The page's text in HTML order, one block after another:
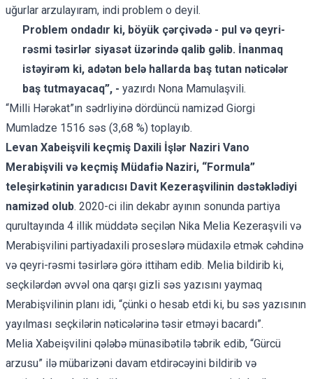
uğurlar arzulayıram, indi problem o deyil.
Problem ondadır ki, böyük çərçivədə - pul və qeyri-
rəsmi təsirlər siyasət üzərində qalib gəlib. İnanmaq
istəyirəm ki, adətən belə hallarda baş tutan nəticələr
baş tutmayacaq”, - yazırdı Nona Mamulaşvili.
“Milli Hərəkat”ın sədrliyinə dördüncü namizəd Giorgi
Mumladze 1516 səs (3,68 %) toplayıb.
Levan Xabeişvili keçmiş Daxili İşlər Naziri Vano
Merabişvili və keçmiş Müdafiə Naziri, “Formula”
teleşirkətinin yaradıcısı Davit Kezeraşvilinin dəstəklədiyi
namizəd olub. 2020-ci ilin dekabr ayının sonunda partiya
qurultayında 4 illik müddətə seçilən Nika Melia Kezeraşvili və
Merabişvilini partiyadaxili proseslərə müdaxilə etmək cəhdinə
və qeyri-rəsmi təsirlərə görə ittiham edib. Melia bildirib ki,
seçkilərdən əvvəl ona qarşı gizli səs yazısını yaymaq
Merabişvilinin planı idi, “çünki o hesab etdi ki, bu səs yazısının
yayılması seçkilərin nəticələrinə təsir etməyi bacardı”.
Melia Xabeişvilini qələbə münasibətilə təbrik edib, “Gürcü
arzusu” ilə mübarizəni davam etdirəcəyini bildirib və